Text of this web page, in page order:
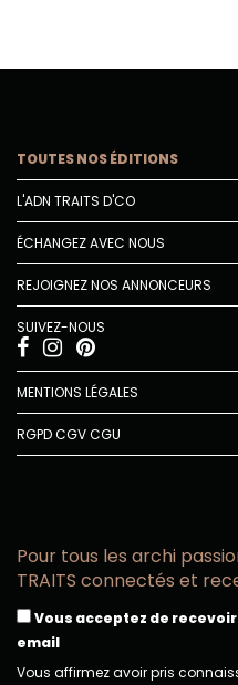
TOUTES NOS ÉDITIONS
L'ADN TRAITS D'CO
ÉCHANGEZ AVEC NOUS
REJOIGNEZ NOS ANNONCEURS
SUIVEZ-NOUS
MENTIONS LÉGALES
RGPDCGVCGU
Pour tous les archi
TRAITS connectés et
Vous acceptez de recevoir
email
Vous affirmez avoir pris